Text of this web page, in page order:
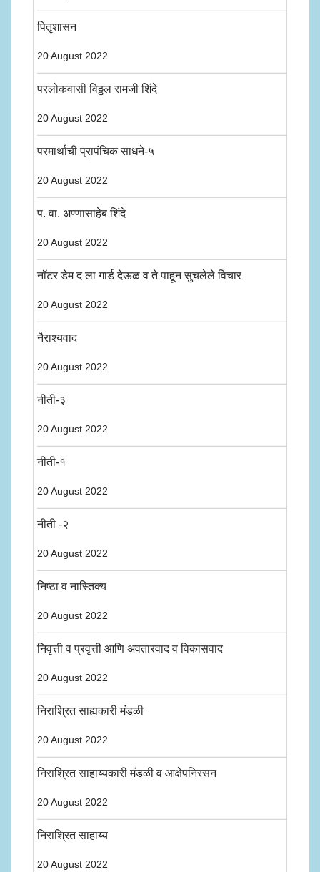
पितृशासन
20 August 2022
परलोकवासी विठ्ठल रामजी शिंदे
20 August 2022
परमार्थाची प्रापंचिक साधने-५
20 August 2022
प. वा. अण्णासाहेब शिंदे
20 August 2022
नॉटर डेम द ला गार्ड देऊळ व ते पाहून सुचलेले विचार
20 August 2022
नैराश्यवाद
20 August 2022
नीती-३
20 August 2022
नीती-१
20 August 2022
नीती -२
20 August 2022
निष्ठा व नास्तिक्य
20 August 2022
निवृत्ती व प्रवृत्ती आणि अवतारवाद व विकासवाद
20 August 2022
निराश्रित साह्यकारी मंडळी
20 August 2022
निराश्रित साहाय्यकारी मंडळी व आक्षेपनिरसन
20 August 2022
निराश्रित साहाय्य
20 August 2022